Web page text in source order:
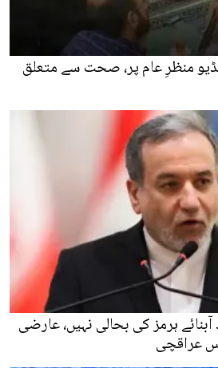
منظرِ عام پر، صحت سے متعلق
ہرمز کی بحالی نہیں، عارضی
عراقچی